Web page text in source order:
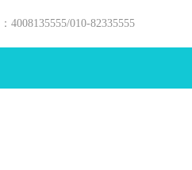
4008135555/010-82335555